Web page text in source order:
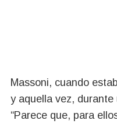
Massoni, cuando
y aquella vez,
“Parece que, para